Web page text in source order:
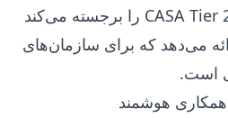
انطباق خود با HIPAA و CASA Tier 2 را برجسته می‌کند
می‌دهد که برای سازمان‌های
است.
همکاری هوشمند